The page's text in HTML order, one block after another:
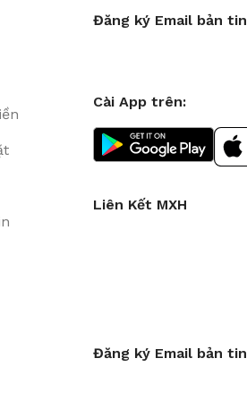
Đăng ký Email bản tin
Cài App trên:
Liên Kết MXH
Đăng ký Email bản tin